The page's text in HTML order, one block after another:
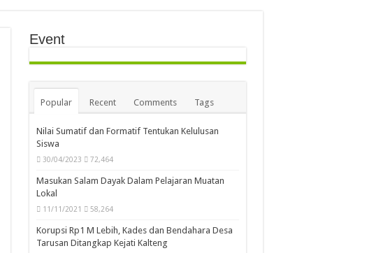
Event
Popular Recent Comments Tags
Nilai Sumatif dan Formatif Tentukan Kelulusan
Siswa
30/04/2023 72,464
Masukan Salam Dayak Dalam Pelajaran Muatan
Lokal
11/11/2021 58,264
Korupsi Rp1 M Lebih, Kades dan Bendahara Desa
Tarusan Ditangkap Kejati Kalteng